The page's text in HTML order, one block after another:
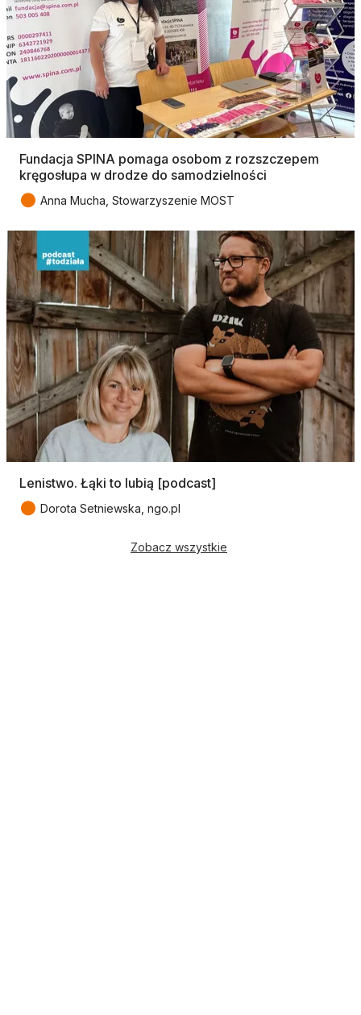
Fundacja SPINA pomaga osobom z rozszczepem
kręgosłupa w drodze do samodzielności
● Anna Mucha, Stowarzyszenie MOST
Lenistwo. Łąki to lubią [podcast]
● Dorota Setniewska, ngo.pl
Zobacz wszystkie